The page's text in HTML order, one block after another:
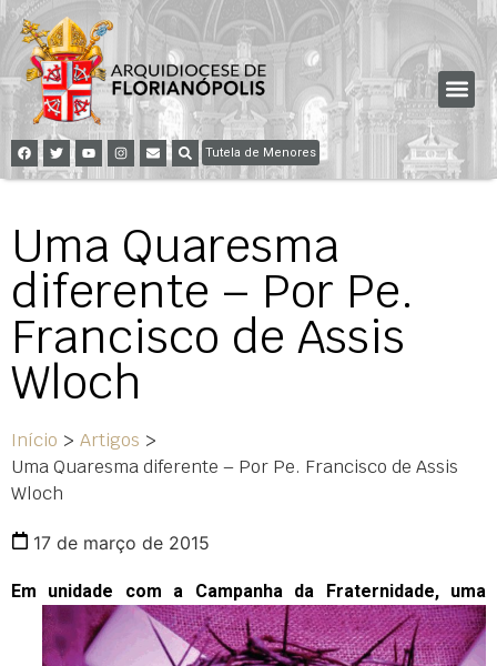
Tutela de Menores
Uma Quaresma
diferente – Por Pe.
Francisco de Assis
Wloch
Início > Artigos >
Uma Quaresma diferente – Por Pe. Francisco de Assis
Wloch
17 de março de 2015
Em unidade com a Campanha da Fraternidade, uma